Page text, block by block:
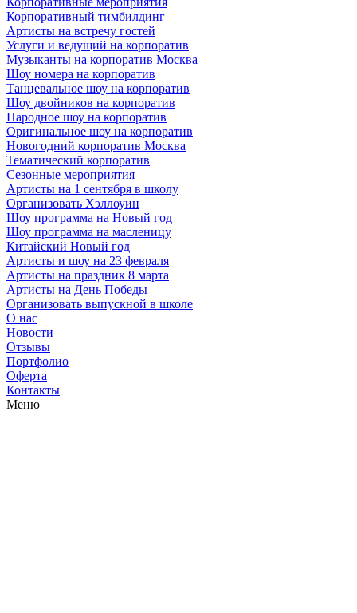
Корпоративный тимбилдинг
Артисты на встречу гостей
Услуги и ведущий на корпоратив
Музыканты на корпоратив Москва
Шоу номера на корпоратив
Танцевальное шоу на корпоратив
Шоу двойников на корпоратив
Народное шоу на корпоратив
Оригинальное шоу на корпоратив
Новогодний корпоратив Москва
Тематический корпоратив
Сезонные мероприятия
Артисты на 1 сентября в школу
Организовать Хэллоуин
Шоу программа на Новый год
Шоу программа на масленицу
Китайский Новый год
Артисты и шоу на 23 февраля
Артисты на праздник 8 марта
Артисты на День Победы
Организовать выпускной в школе
О нас
Новости
Отзывы
Портфолио
Оферта
Контакты
Меню